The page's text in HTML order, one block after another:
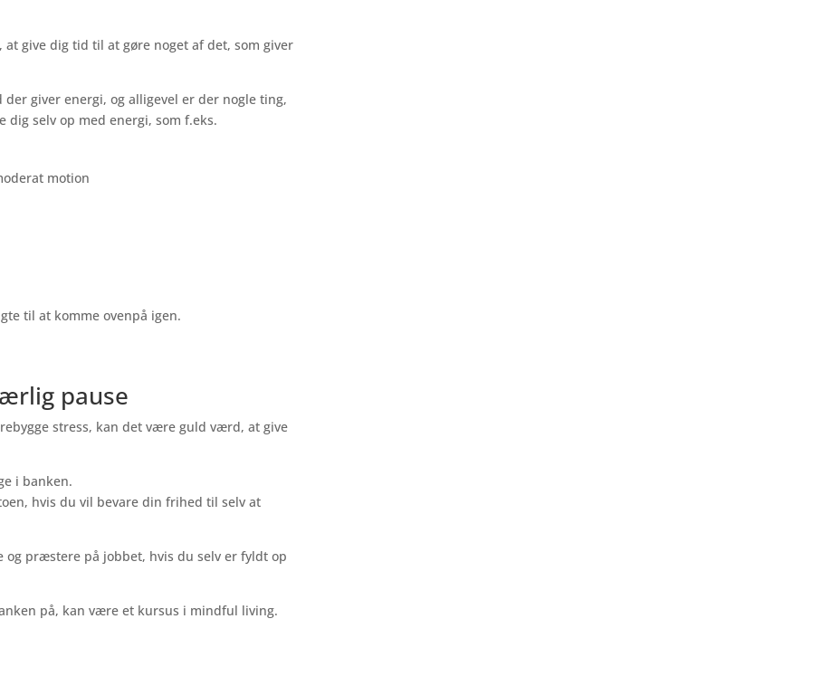
give dig tid til at gøre noget af det, som giver
giver energi, og alligevel er der nogle ting,
selv op med energi, som f.eks.
motion
til at komme ovenpå igen.
pause
stress, kan det være guld værd, at give
i banken.
hvis du vil bevare din frihed til selv at
og præstere på jobbet, hvis du selv er fyldt op
på, kan være et kursus i mindful living.